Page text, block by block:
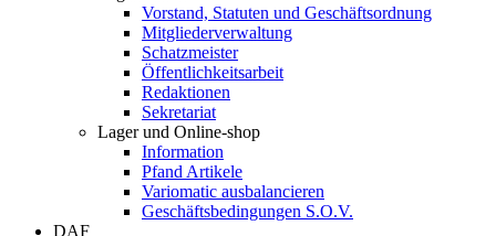
Vorstand, Statuten und Geschäftsordnung
Mitgliederverwaltung
Schatzmeister
Öffentlichkeitsarbeit
Redaktionen
Sekretariat
Lager und Online-shop
Information
Pfand Artikele
Variomatic ausbalancieren
Geschäftsbedingungen S.O.V.
DAF